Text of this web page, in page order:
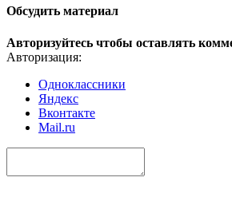
Обсудить материал
Авторизуйтесь чтобы оставлять
Авторизация:
Одноклассники
Яндекс
Вконтакте
Mail.ru